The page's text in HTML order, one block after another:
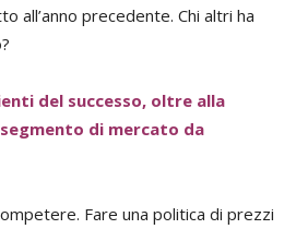
all’anno precedente. Chi altri ha
del successo, oltre alla
di mercato da
Fare una politica di prezzi